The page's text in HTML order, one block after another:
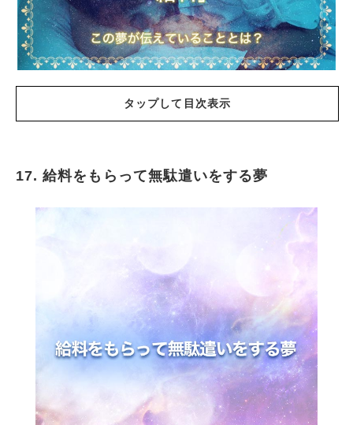
タップして目次表示
お給料を振り込みでもらう夢
給料の額がいつもよりも多いと感じる夢
給料が少ないと感じている夢
給料日を忘れている夢
給料が入り残高が思ったよりも多い夢
給料として通帳を渡される夢
少ない給料をもらう夢
17. 給料をもらって無駄遣いをする夢